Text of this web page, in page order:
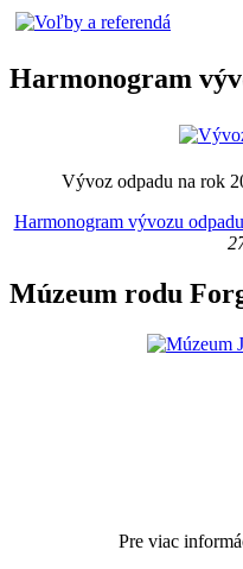
Harmonogram
Vývoz odpadu na rok
Harmonogram vývozu
Múzeum rodu
Pre viac